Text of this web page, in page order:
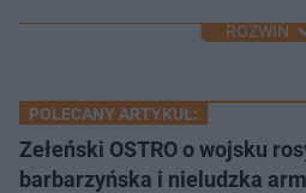
ROZWIŃ
POLECANY ARTYKUŁ:
Zełeński OSTRO o wojsku
barbarzyńska i nieludzka